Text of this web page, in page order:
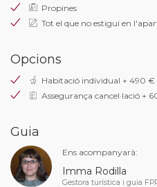
Propines
Tot el que no estigui en
Opcions
Habitació individual + 490 €
Assegurança cancel·lació +
Guia
Ens acompanyarà:
Imma Rodilla
Gestora turística i guia